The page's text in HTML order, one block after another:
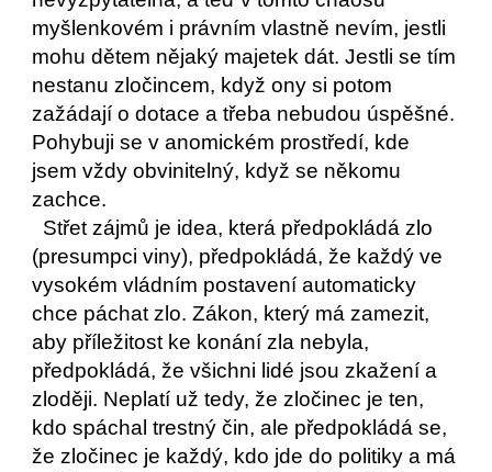
myšlenkovém i právním vlastně nevím, jestli
mohu dětem nějaký majetek dát. Jestli se tím
nestanu zločincem, když ony si potom
zažádají o dotace a třeba nebudou úspěšné.
Pohybuji se v anomickém prostředí, kde
jsem vždy obvinitelný, když se někomu
zachce.
(presumpci viny), předpokládá, že každý ve
vysokém vládním postavení automaticky
chce páchat zlo. Zákon, který má zamezit,
aby příležitost ke konání zla nebyla,
předpokládá, že všichni lidé jsou zkažení a
zloději. Neplatí už tedy, že zločinec je ten,
kdo spáchal trestný čin, ale předpokládá se,
že zločinec je každý, kdo jde do politiky a má